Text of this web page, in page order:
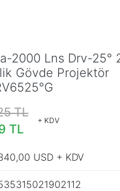
2000 Lns Drv-25°
Gövde Projektör
TL
TL
+ KDV
USD + KDV